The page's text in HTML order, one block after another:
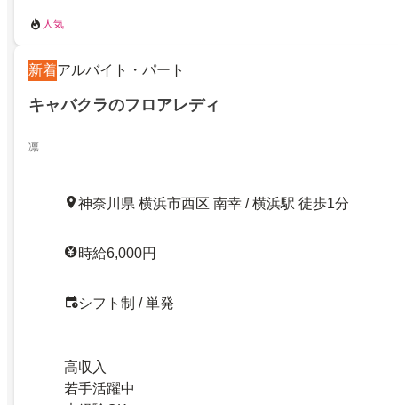
人気
新着アルバイト・パート
キャバクラのフロアレディ
凛
神奈川県 横浜市西区 南幸 / 横浜駅 徒歩1分
時給6,000円
シフト制 / 単発
高収入
若手活躍中